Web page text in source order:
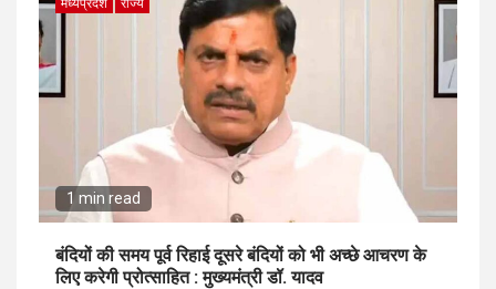
1 min read
बंदियों की समय पूर्व रिहाई दूसरे बंदियों को भी अच्छे आचरण के
लिए करेगी प्रोत्साहित : मुख्यमंत्री डॉ. यादव